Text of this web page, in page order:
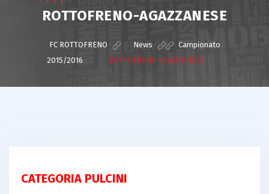
ROTTOFRENO-AGAZZANESE
FC ROTTOFRENO News > Campionato
2015/2016
ROTTOFRENO-AGAZZANESE
CATEGORIA PULCINI